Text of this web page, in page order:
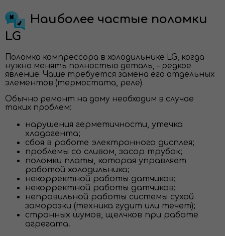
Наиболее частые поломки
LG
Поломка компрессора в холодильнике LG, когда
нужно менять полностью деталь, – редкое
явление. Чаще требуется замена его отдельных
элементов (термостата, реле).
Обычно ремонт на дому необходим в случае
таких проблем:
нарушения герметичности, утечка
хладагента;
сбоя в работе электронного дисплея;
проблемы со сливом, засор трубок;
поломки платы, которая управляет
работой холодильника;
некорректной работы датчиков;
некорректной работы датчиков;
неправильной работы системы сухой
заморозки (техника гудит или течет);
странных шумов, щелчков при работе
агрегата.